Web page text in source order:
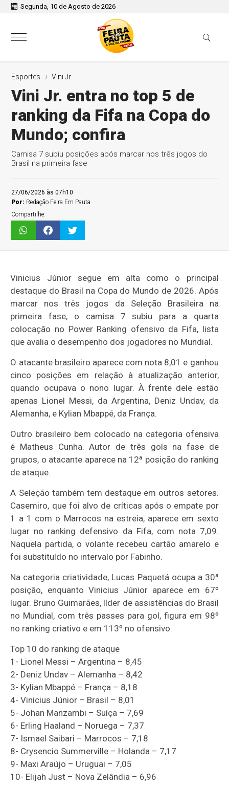
Segunda, 10 de Agosto de 2026
Esportes Vini Jr.
Vini Jr. entra no top 5 de
ranking da Fifa na Copa do
Mundo; confira
Camisa 7 subiu posições após marcar nos três jogos do
Brasil na primeira fase
27/06/2026 às 07h10
Por: Redação Feira Em Pauta
Compartilhe:
Vinicius Júnior segue em alta como o principal
destaque do Brasil na Copa do Mundo de 2026. Após
marcar nos três jogos da Seleção Brasileira na
primeira fase, o camisa 7 subiu para a quarta
colocação no Power Ranking ofensivo da Fifa, lista
que avalia o desempenho dos jogadores no Mundial.
O atacante brasileiro aparece com nota 8,01 e ganhou
cinco posições em relação à atualização anterior,
quando ocupava o nono lugar. À frente dele estão
apenas Lionel Messi, da Argentina, Deniz Undav, da
Alemanha, e Kylian Mbappé, da França.
Outro brasileiro bem colocado na categoria ofensiva
é Matheus Cunha. Autor de três gols na fase de
grupos, o atacante aparece na 12ª posição do ranking
de ataque.
A Seleção também tem destaque em outros setores.
Casemiro, que foi alvo de críticas após o empate por
1 a 1 com o Marrocos na estreia, aparece em sexto
lugar no ranking defensivo da Fifa, com nota 7,09.
Naquela partida, o volante recebeu cartão amarelo e
foi substituído no intervalo por Fabinho.
Na categoria criatividade, Lucas Paquetá ocupa a 30ª
posição, enquanto Vinicius Júnior aparece em 67º
lugar. Bruno Guimarães, líder de assistências do Brasil
no Mundial, com três passes para gol, figura em 98º
no ranking criativo e em 113º no ofensivo.
Top 10 do ranking de ataque
1- Lionel Messi – Argentina – 8,45
2- Deniz Undav – Alemanha – 8,42
3- Kylian Mbappé – França – 8,18
4- Vinicius Júnior – Brasil – 8,01
5- Johan Manzambi – Suíça – 7,69
6- Erling Haaland – Noruega – 7,37
7- Ismael Saibari – Marrocos – 7,18
8- Crysencio Summerville – Holanda – 7,17
9- Maxi Araújo – Uruguai – 7,05
10- Elijah Just – Nova Zelândia – 6,96